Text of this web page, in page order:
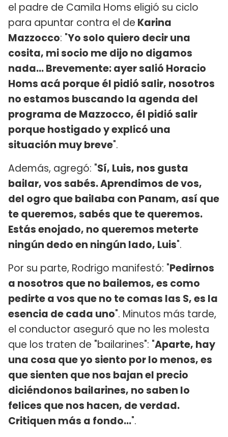
el padre de Camila Homs eligió su ciclo
para apuntar contra el de Karina
Mazzocco: "Yo solo quiero decir una
cosita, mi socio me dijo no digamos
nada... Brevemente: ayer salió Horacio
Homs acá porque él pidió salir, nosotros
no estamos buscando la agenda del
programa de Mazzocco, él pidió salir
porque hostigado y explicó una
situación muy breve".
Además, agregó: "Sí, Luis, nos gusta
bailar, vos sabés. Aprendimos de vos,
del ogro que bailaba con Panam, así que
te queremos, sabés que te queremos.
Estás enojado, no queremos meterte
ningún dedo en ningún lado, Luis".
Por su parte, Rodrigo manifestó: "Pedirnos
a nosotros que no bailemos, es como
pedirte a vos que no te comas las S, es la
esencia de cada uno". Minutos más tarde,
el conductor aseguró que no les molesta
que los traten de "bailarines": "Aparte, hay
una cosa que yo siento por lo menos, es
que sienten que nos bajan el precio
diciéndonos bailarines, no saben lo
felices que nos hacen, de verdad.
Critiquen más a fondo...".